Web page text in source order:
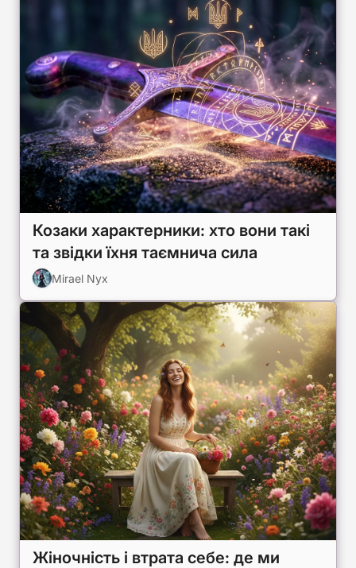
Козаки характерники: хто вони такі
та звідки їхня таємнича сила
Mirael Nyx
Жіночність і втрата себе: де ми